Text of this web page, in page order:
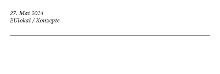
27. Mai 2014
EUlokal/Konzepte